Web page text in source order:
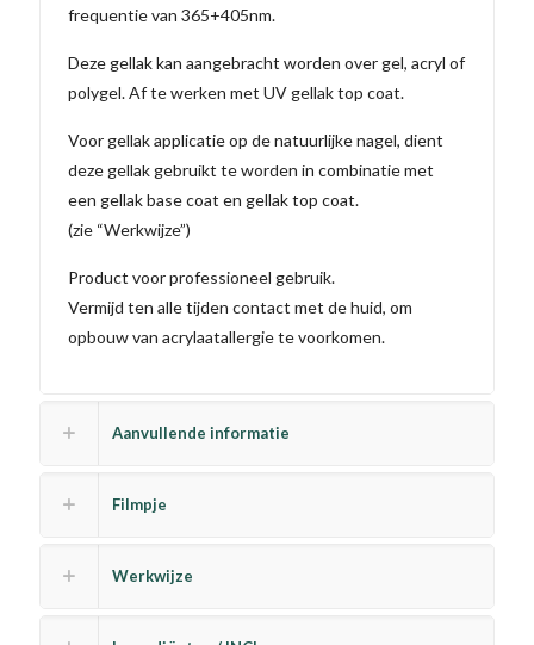
frequentie van 365+405nm.
Deze gellak kan aangebracht worden over gel, acryl of
polygel. Af te werken met UV gellak top coat.
Voor gellak applicatie op de natuurlijke nagel, dient
deze gellak gebruikt te worden in combinatie met
een gellak base coat en gellak top coat.
(zie “Werkwijze”)
Product voor professioneel gebruik.
Vermijd ten alle tijden contact met de huid, om
opbouw van acrylaatallergie te voorkomen.
Aanvullende informatie
Filmpje
Werkwijze